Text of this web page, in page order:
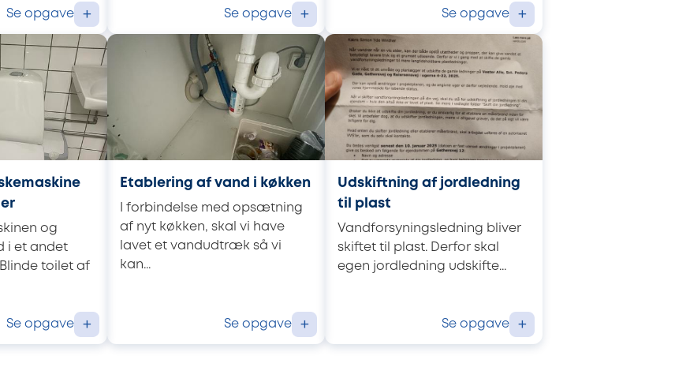
Se opgave + Se opgave + Se opgave +
og
i et andet
toilet af
Se opgave +
Etablering af vand i køkken
I forbindelse med opsætning
af nyt køkken, skal vi have
lavet et vandudtræk så vi
kan...
Se opgave +
Udskiftning af jordledning
til plast
Vandforsyningsledning bliver
skiftet til plast. Derfor skal
egen jordledning udskifte...
Se opgave +